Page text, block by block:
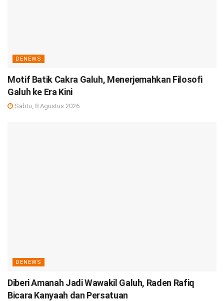
DENEWS
Motif Batik Cakra Galuh, Menerjemahkan Filosofi
Galuh ke Era Kini
Sabtu, 8 Agustus 2026
DENEWS
Diberi Amanah Jadi Wawakil Galuh, Raden Rafiq
Bicara Kanyaah dan Persatuan